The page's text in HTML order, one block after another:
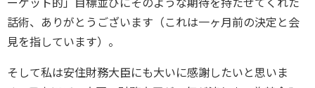
話術、ありがとうございます（これは一ヶ月前の決定と会
見を指しています）。
そして私は安住財務大臣にも大いに感謝したいと思いま